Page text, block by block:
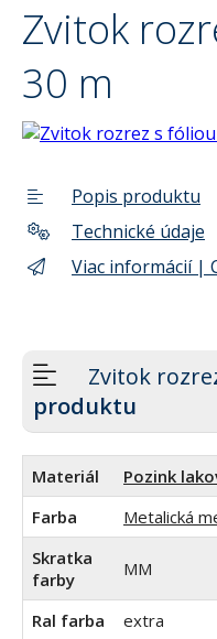
Zvitok
30 m
Popis produktu
Technické údaje
Viac informácií |
Zvitok
produktu
Materiál
Pozink
Farba
Metalická
Skratka
farby
MM
Ral farba extra